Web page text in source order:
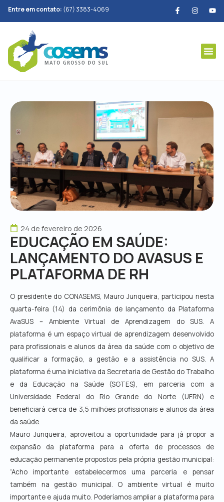
Entre em contato: (67) 3383-4069
24 de fevereiro de 2026
EDUCAÇÃO EM SAÚDE:
LANÇAMENTO DO AVASUS E
PLATAFORMA DE RH
O presidente do CONASEMS, Mauro Junqueira, participou nesta
quarta-feira (14) da cerimônia de lançamento da Plataforma
AvaSUS – Ambiente Virtual de Aprendizagem do SUS. A
plataforma é um espaço virtual de aprendizagem desenvolvido
para profissionais e alunos da área da saúde com o objetivo de
qualificar a formação, a gestão e a assistência no SUS. A
plataforma é uma iniciativa da Secretaria de Gestão do Trabalho
e da Educação na Saúde (SGTES), em parceria com a
Universidade Federal do Rio Grande do Norte (UFRN) e
beneficiará cerca de 3,5 milhões profissionais e alunos da área
da saúde.
Mauro Junqueira, aproveitou a oportunidade para já propor a
expansão da plataforma para a oferta de processos de
educação permanente propostos pela própria gestão municipal:
“Acho importante estabelecermos uma parceria e pensar
também na gestão municipal. O ambiente virtual é muito
importante e ajuda muito. Poderíamos ampliar a plataforma para